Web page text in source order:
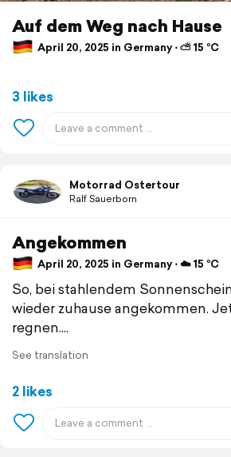
Auf dem Weg nach Hause
April 20, 2025 in Germany ⋅ ⛅ 15 °C
3 likes
Motorrad Ostertour
Ralf Sauerborn
Angekommen
April 20, 2025 in Germany ⋅ ☁️ 15 °C
So, bei stahlendem
wieder zuhause angekommen.
regnen....
See translation
2 likes